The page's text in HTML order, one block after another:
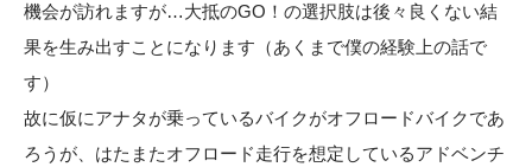
機会が訪れますが…大抵のGO！の選択肢は後々良くない結
果を生み出すことになります（あくまで僕の経験上の話で
す）
故に仮にアナタが乗っているバイクがオフロードバイクであ
ろうが、はたまたオフロード走行を想定しているアドベンチ